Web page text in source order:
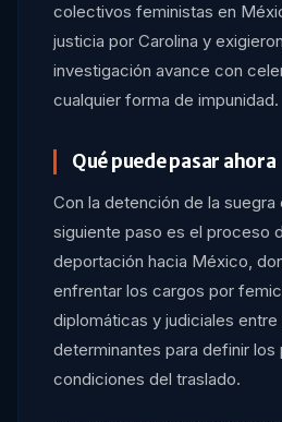
colectivos feministas en
justicia por Carolina y
investigación avance con
cualquier forma de impunidad.
Qué puede pasar ahora
Con la detención de la suegra
siguiente paso es el proceso
deportación hacia México,
enfrentar los cargos por
diplomáticas y judiciales
determinantes para definir los
condiciones del traslado.